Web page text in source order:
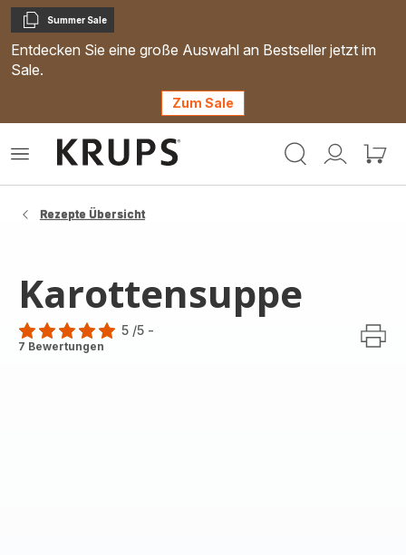
Kopieren
Summer Sale
Entdecken Sie eine große Auswahl an Bestseller jetzt im
Sale.
Zum Sale
Mein
Mein
Das
Rezepte Übersicht
Karottensuppe
Bewertung
5 /5 -
7 Bewertungen